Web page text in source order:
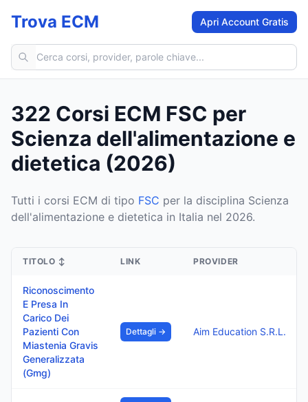
Trova ECM Apri Account Gratis
Cerca corsi ECM
322 Corsi ECM FSC per
Scienza dell'alimentazione e
dietetica (2026)
Tutti i corsi ECM di tipo FSC per la disciplina Scienza
dell'alimentazione e dietetica in Italia nel 2026.
TITOLO ↕ LINK PROVIDER
Riconoscimento
E Presa In
Carico Dei
Pazienti Con
Miastenia Gravis
Generalizzata
(Gmg)
Dettagli → Aim Education S.R.L.